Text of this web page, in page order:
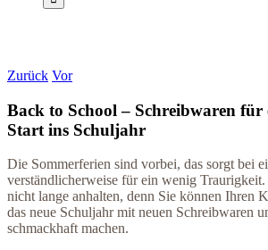
Zurück Vor
Back to School – Schreibwaren für
Start ins Schuljahr
Die Sommerferien sind vorbei, das sorgt bei
verständlicherweise für ein wenig Traurigkeit.
nicht lange anhalten, denn Sie können Ihren
das neue Schuljahr mit neuen Schreibwaren
schmackhaft machen.